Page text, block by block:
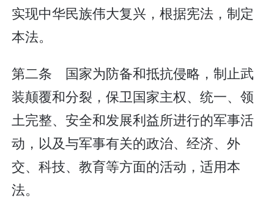
实现中华民族伟大复兴，根据宪法，制定
本法。
第二条 国家为防备和抵抗侵略，制止武
装颠覆和分裂，保卫国家主权、统一、领
土完整、安全和发展利益所进行的军事活
动，以及与军事有关的政治、经济、外
交、科技、教育等方面的活动，适用本
法。